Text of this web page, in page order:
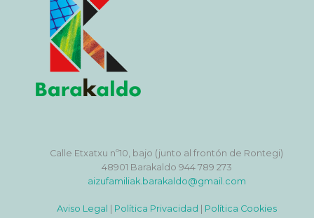
Calle Etxatxu nº10, bajo (junto al frontón de Rontegi)
48901 Barakaldo 944 789 273
aizufamiliak.barakaldo@gmail.com
Aviso Legal Política Privacidad Política Cookies